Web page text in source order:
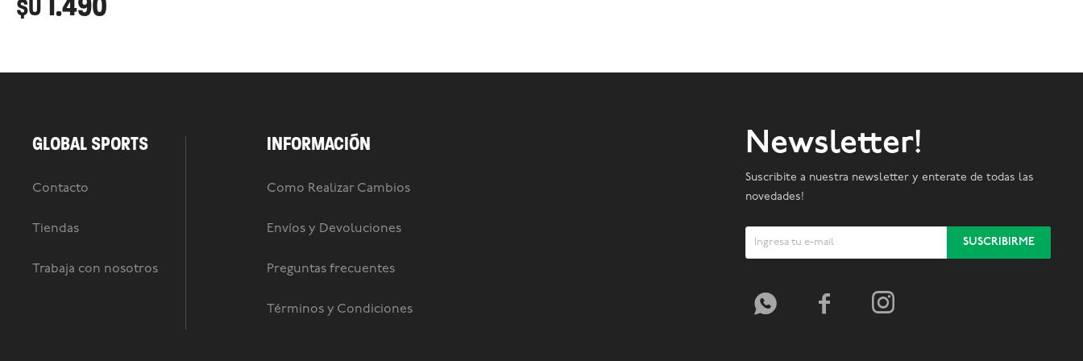
$U
GLOBAL SPORTS
Contacto
Tiendas
Trabaja con nosotros
INFORMACIÓN
Como Realizar Cambios
Envíos y Devoluciones
Preguntas frecuentes
Términos y Condiciones
Newsletter!
Suscribite a nuestra newsletter y enterate de todas las
novedades!
SUSCRIBIRME
  